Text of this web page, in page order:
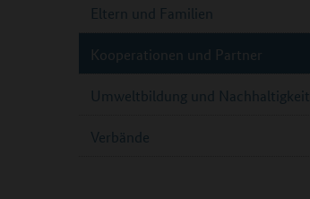
Eltern und Familien
Kooperationen und Partner
Umweltbildung und Nachhaltigkeit
Verbände